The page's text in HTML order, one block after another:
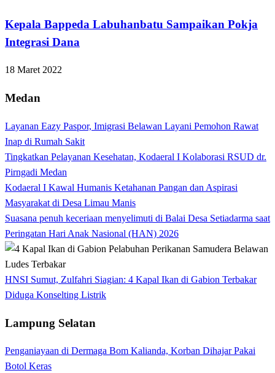
Kepala Bappeda Labuhanbatu Sampaikan Pokja
Integrasi Dana
18 Maret 2022
Medan
Layanan Eazy Paspor, Imigrasi Belawan Layani Pemohon Rawat
Inap di Rumah Sakit
Tingkatkan Pelayanan Kesehatan, Kodaeral I Kolaborasi RSUD dr.
Pirngadi Medan‎
Kodaeral I Kawal Humanis Ketahanan Pangan dan Aspirasi
Masyarakat di Desa Limau Manis
Suasana penuh keceriaan menyelimuti di Balai Desa Setiadarma saat
Peringatan Hari Anak Nasional (HAN) 2026
HNSI Sumut, Zulfahri Siagian: 4 Kapal Ikan di Gabion Terbakar
Diduga Konselting Listrik
Lampung Selatan
Penganiayaan di Dermaga Bom Kalianda, Korban Dihajar Pakai
Botol Keras